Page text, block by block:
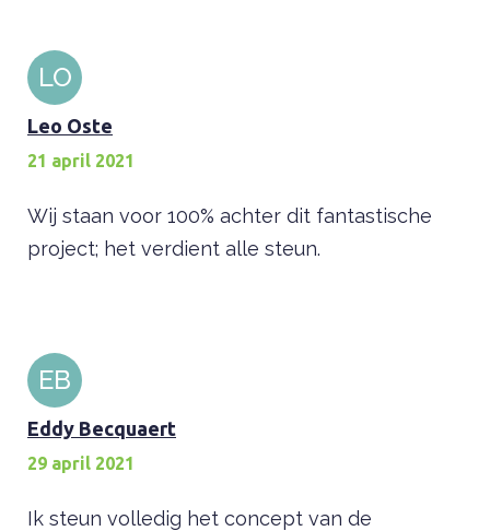
LO
Leo Oste
21 april 2021
Wij staan voor 100% achter dit fantastische
project; het verdient alle steun.
EB
Eddy Becquaert
29 april 2021
Ik steun volledig het concept van de